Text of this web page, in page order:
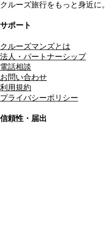
クルーズ旅行をもっと身近に。
サポート
クルーズマンズとは
法人・パートナーシップ
電話相談
お問い合わせ
利用規約
プライバシーポリシー
信頼性・届出